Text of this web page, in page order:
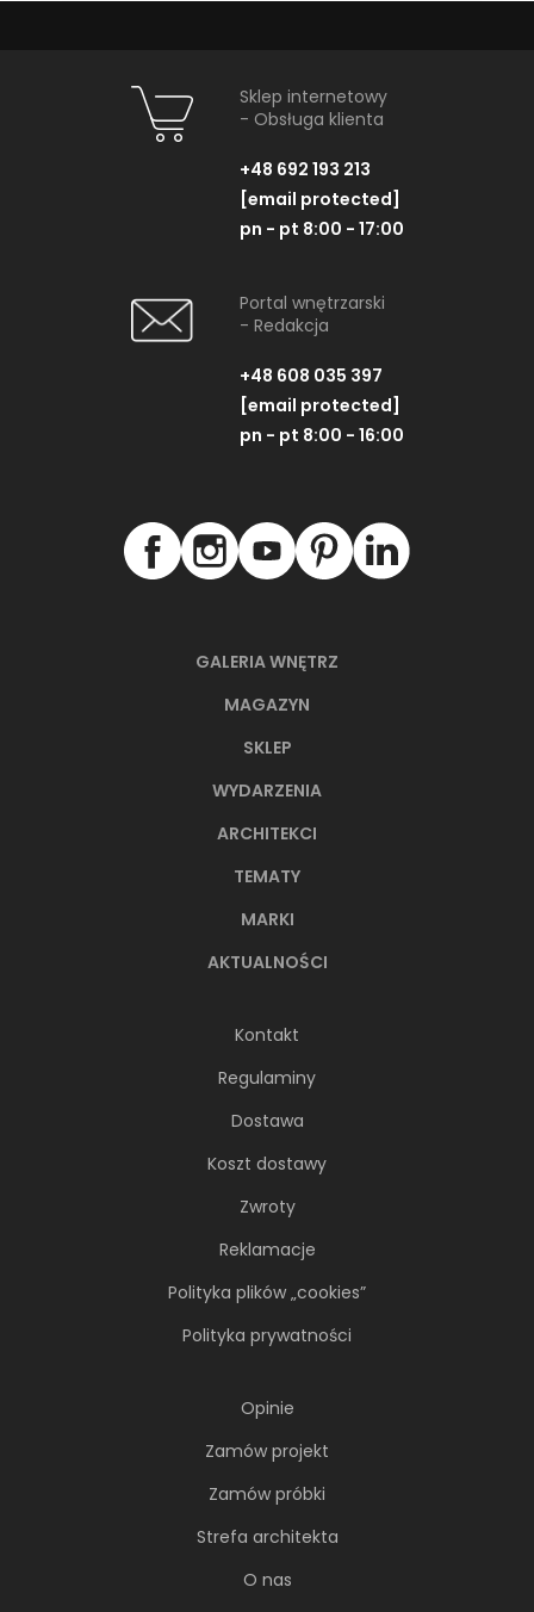
GALERIA WNĘTRZ
MAGAZYN
SKLEP
WYDARZENIA
ARCHITEKCI
TEMATY
MARKI
AKTUALNOŚCI
Kontakt
Regulaminy
Dostawa
Koszt dostawy
Zwroty
Reklamacje
Polityka plików „cookies”
Polityka prywatności
Opinie
Zamów projekt
Zamów próbki
Strefa architekta
O nas
Sklep internetowy
- Obsługa klienta
+48 692 193 213
[email protected]
pn - pt 8:00 - 17:00
Portal wnętrzarski
- Redakcja
+48 608 035 397
[email protected]
pn - pt 8:00 - 16:00